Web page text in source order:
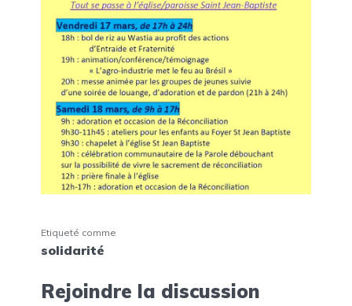
Etiqueté comme
solidarité
Rejoindre la discussion